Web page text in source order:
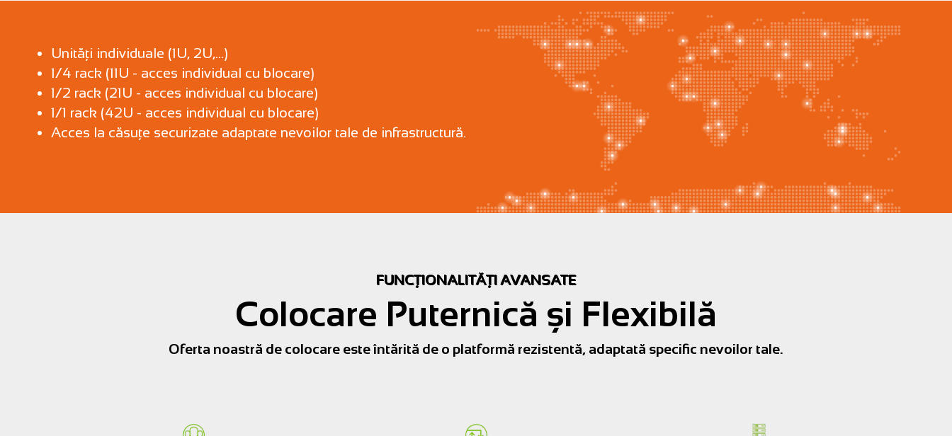
Unități individuale (1U, 2U,...)
1/4 rack (11U - acces individual cu blocare)
1/2 rack (21U - acces individual cu blocare)
1/1 rack (42U - acces individual cu blocare)
Acces la căsuțe securizate adaptate nevoilor tale de infrastructură.
FUNCȚIONALITĂȚI AVANSATE
Colocare Puternică și Flexibilă
Oferta noastră de colocare este întărită de o platformă rezistentă, adaptată specific nevoilor tale.